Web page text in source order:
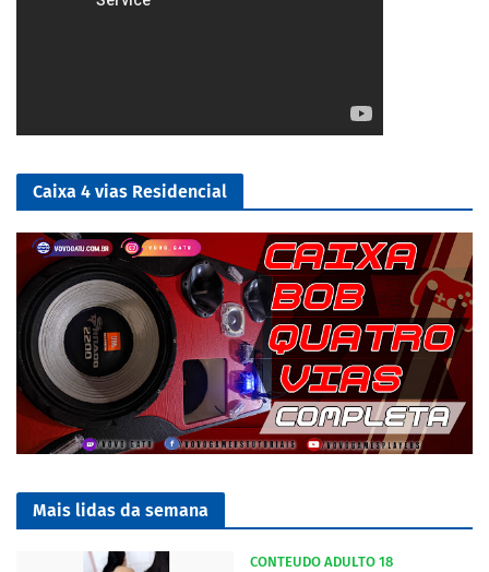
Caixa 4 vias Residencial
Mais lidas da semana
CONTEUDO ADULTO 18